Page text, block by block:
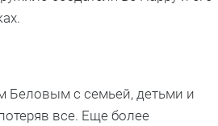
Беловым с семьей, детьми и
все. Еще более